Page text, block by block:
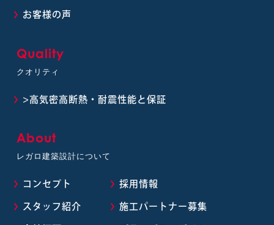
お客様の声
Quality
クオリティ
>高気密高断熱・耐震性能と保証
About
レガロ建築設計について
コンセプト 採用情報
スタッフ紹介 施工パートナー募集